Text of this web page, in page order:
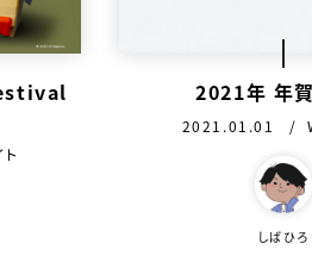
2021年 年
公開日：
2021.01.01
この作品を作った人
しばひろ